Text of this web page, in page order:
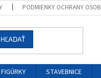
PODMIENKY OCHRANY
HĽADAŤ
FIGÚRKY STAVEBNICE